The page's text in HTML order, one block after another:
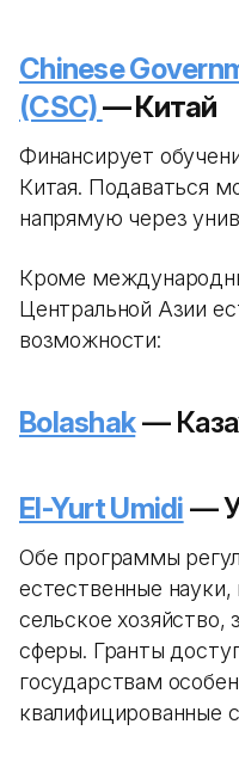
Chinese
(CSC)— Китай
Финансирует
Китая. Подаваться
напрямую через
Кроме
Центральной Азии
возможности:
Bolashak—
El-Yurt Umidi —
Обе программы
естественные
сельское хозяйство,
сферы. Гранты
государствам
квалифицированные